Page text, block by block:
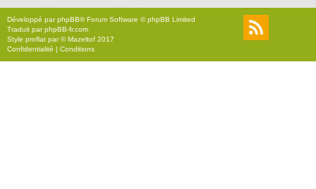
c
r
Développé parphpBB® Forum Software © phpBB Limited
Traduit parphpBB-fr.com
Style proflat par ©Mazeltof 2017
Confidentialité | Conditions